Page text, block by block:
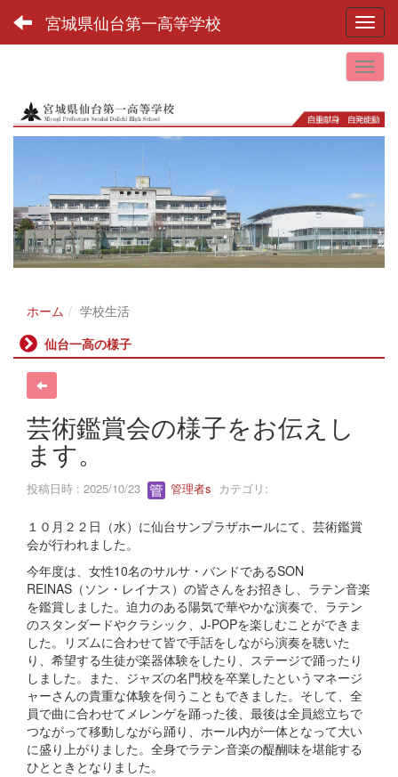
宮城県仙台第一高等学校
ホーム
学校生活
仙台一高の様子
芸術鑑賞会の様子をお伝えし
ます。
投稿日時 : 2025/10/23 管理者s カテゴリ:
１０月２２日（水）に仙台サンプラザホールにて、芸術鑑賞
会が行われました。
今年度は、女性10名のサルサ・バンドであるSON
REINAS（ソン・レイナス）の皆さんをお招きし、ラテン音楽
を鑑賞しました。迫力のある陽気で華やかな演奏で、ラテン
のスタンダードやクラシック、J-POPを楽しむことができま
した。リズムに合わせて皆で手話をしながら演奏を聴いた
り、希望する生徒が楽器体験をしたり、ステージで踊ったり
しました。また、ジャズの名門校を卒業したというマネージ
ャーさんの貴重な体験を伺うこともできました。そして、全
員で曲に合わせてメレンゲを踊った後、最後は全員総立ちで
つながって移動しながら踊り、ホール内が一体となって大い
に盛り上がりました。全身でラテン音楽の醍醐味を堪能する
ひとときとなりました。